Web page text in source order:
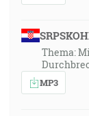
Thema:
MP3